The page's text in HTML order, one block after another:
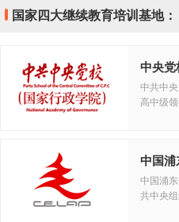
国家四大继续教育培训基地：
中央党
中共中
高中级
中国
中国浦
共中央